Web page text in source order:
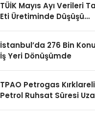
TÜİK Mayıs Ayı Verileri
Eti Üretiminde Düşüşü
İstanbul’da 276 Bin
İş Yeri Dönüşümde
TPAO Petrogas Kırklareli
Petrol Ruhsat Süresi